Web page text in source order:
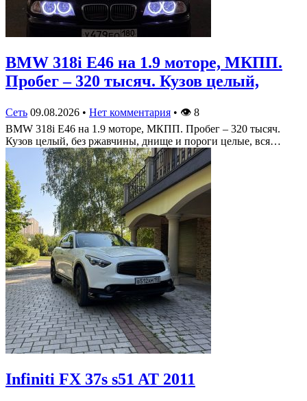
BMW 318i E46 на 1.9 моторе, МКПП.
Пробег – 320 тысяч. Кузов целый,
Сеть 09.08.2026 • Нет комментария • 👁 8
BMW 318i E46 на 1.9 моторе, МКПП. Пробег – 320 тысяч.
Кузов целый, без ржавчины, днище и пороги целые, вся…
Infiniti FX 37s s51 AT 2011